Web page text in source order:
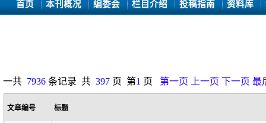
首页 本刊概况 编委会 栏目介绍 投稿指南 资料库
一共 7936 条记录 共 397 页 第1 页 第一页 上一页 下一页 最
文章编号 标题